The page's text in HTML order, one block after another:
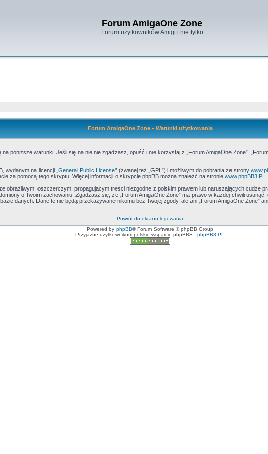
Forum AmigaOne Zone
Forum użytkowników Amigi i nie tylko
Forum AmigaOne Zone - Warunki użytkowania
poniższe warunki. Jeśli się na nie nie zgadzasz, opuść i nie korzystaj z „Forum AmigaOne Zone”.
wydanym na licencji „ General Public License” (zwanej też „GPL”) i możliwym do pobrania ze strony
za pomocą tego skryptu. Więcej informacji o skrypcie phpBB można znaleźć na stronie www.phpBB3.PL
obraźliwym, oszczerczym, propagującym treści niezgodne z polskim prawem lub naruszających cudze
o Twoim zachowaniu. Zgadzasz się, że „Forum AmigaOne Zone” ma prawo w każdej chwili
danych. Dane te nie będą przekazywane nikomu bez Twojej zgody, ale ani „Forum AmigaOne Zone”
Powrót do ekranu logowania
Powered by phpBB® Forum Software © phpBB Group
Przyjazne użytkownikom polskie wsparcie phpBB3 - phpBB3.PL